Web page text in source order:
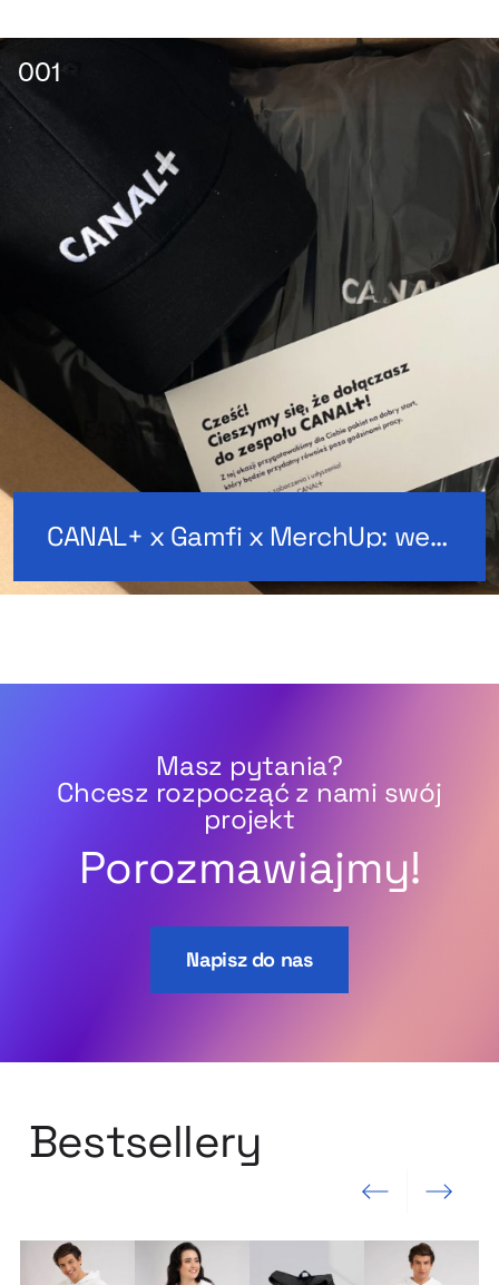
CANAL+ x Gamfi x MerchUp: welcome pack
Masz pytania?
Chcesz rozpocząć z nami swój
projekt
Porozmawiajmy!
Napisz do nas
Bestsellery
Poprzedni slajd Następny slajd